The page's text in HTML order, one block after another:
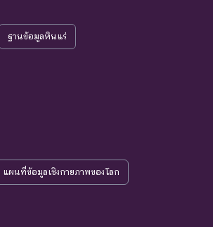
ฐานข้อมูลหินแร่
แผนที่ข้อมูลเชิงกายภาพของโลก